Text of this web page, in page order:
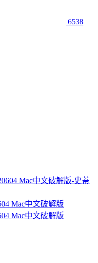
6538
Mac中文破解版
Mac中文破解版